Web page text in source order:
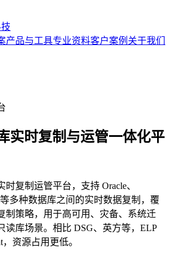
产品与工具专业资料客户案例 关于我们
实时复制与运管一体化平
复制运管平台，支持 Oracle、
等多种数据库之间的实时数据复制，覆
制策略，用于高可用、灾备、系统迁
读库场景。相比 DSG、英方等，ELP
资源占用更低。